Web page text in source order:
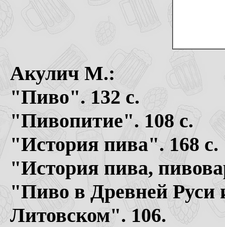
Акулич М.:
"Пиво". 132 с.
"Пивопитие". 108 с.
"История пива". 168 с.
"История пива,
"Пиво в Древней Руси
Литовском". 106.